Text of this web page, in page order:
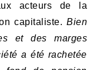
acteurs de la
capitaliste. Bien
et des marges
a été rachetée